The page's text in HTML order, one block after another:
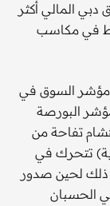
المالي أكثر
في مكاسب
مؤشر السوق في
البورصة
تفاحة من
تتحرك في
ذلك لحين صدور
الحسبان